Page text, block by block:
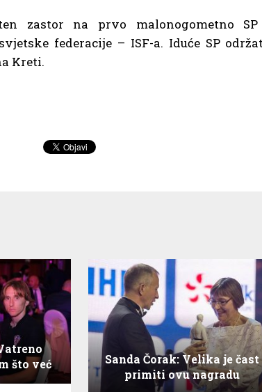
zastor na prvo malonogometno
federacije – ISF-a. Iduće SP
Kreti.
što već
djeci
Sanda Čorak: Velika je čast
primiti ovu nagradu